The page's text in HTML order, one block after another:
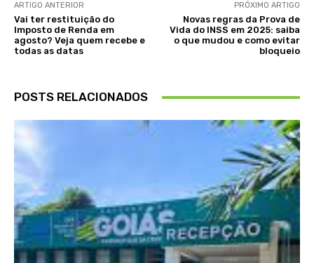
ARTIGO ANTERIOR
Vai ter restituição do
Imposto de Renda em
agosto? Veja quem recebe e
todas as datas
PRÓXIMO ARTIGO
Novas regras da Prova de
Vida do INSS em 2025: saiba
o que mudou e como evitar
bloqueio
POSTS RELACIONADOS